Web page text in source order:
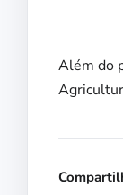
Além do